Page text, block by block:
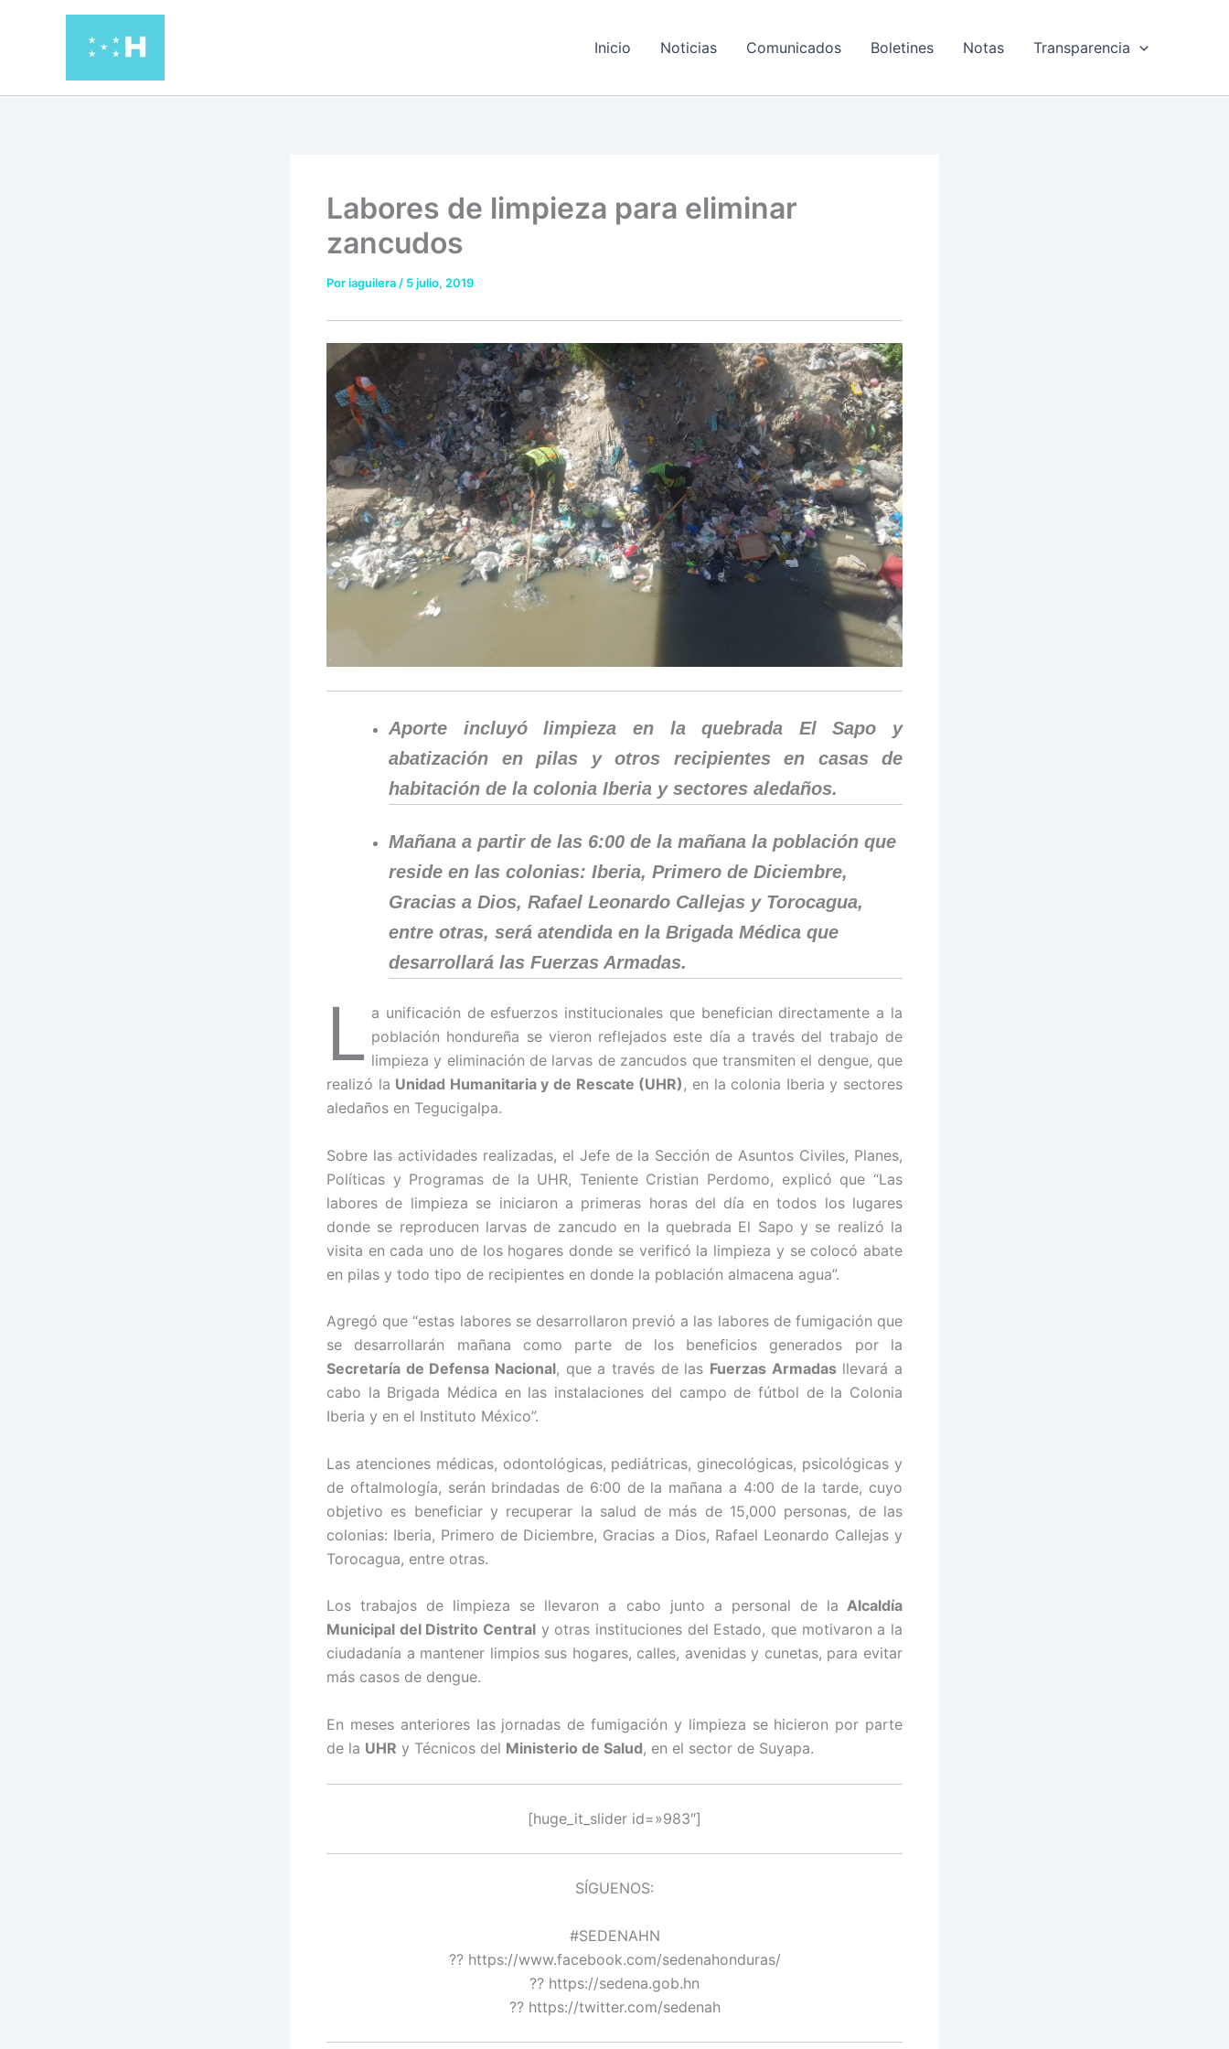
Inicio Noticias Comunicados Boletines Notas Transparencia
Labores de limpieza para eliminar
zancudos
Poriaguilera / 5 julio, 2019
Aporte incluyó limpieza en la quebrada El Sapo y
abatización en pilas y otros recipientes en casas de
habitación de la colonia Iberia y sectores aledaños.
Mañana a partir de las 6:00 de la mañana la población que
reside en las colonias: Iberia, Primero de Diciembre,
Gracias a Dios, Rafael Leonardo Callejas y Torocagua,
entre otras, será atendida en la Brigada Médica que
desarrollará las Fuerzas Armadas.
L a unificación de esfuerzos institucionales que benefician directamente a la
población hondureña se vieron reflejados este día a través del trabajo de
limpieza y eliminación de larvas de zancudos que transmiten el dengue, que
realizó la Unidad Humanitaria y de Rescate (UHR) , en la colonia Iberia y sectores
aledaños en Tegucigalpa.
Sobre las actividades realizadas, el Jefe de la Sección de Asuntos Civiles, Planes,
Políticas y Programas de la UHR, Teniente Cristian Perdomo, explicó que “Las
labores de limpieza se iniciaron a primeras horas del día en todos los lugares
donde se reproducen larvas de zancudo en la quebrada El Sapo y se realizó la
visita en cada uno de los hogares donde se verificó la limpieza y se colocó abate
en pilas y todo tipo de recipientes en donde la población almacena agua”.
Agregó que “estas labores se desarrollaron previó a las labores de fumigación que
se desarrollarán mañana como parte de los beneficios generados por la
Secretaría de Defensa Nacional, que a través de las Fuerzas Armadasllevará a
cabo la Brigada Médica en las instalaciones del campo de fútbol de la Colonia
Iberia y en el Instituto México”.
Las atenciones médicas, odontológicas, pediátricas, ginecológicas, psicológicas y
de oftalmología, serán brindadas de 6:00 de la mañana a 4:00 de la tarde, cuyo
objetivo es beneficiar y recuperar la salud de más de 15,000 personas, de las
colonias: Iberia, Primero de Diciembre, Gracias a Dios, Rafael Leonardo Callejas y
Torocagua, entre otras.
Los trabajos de limpieza se llevaron a cabo junto a personal de la Alcaldía
Municipal del Distrito Central y otras instituciones del Estado, que motivaron a la
ciudadanía a mantener limpios sus hogares, calles, avenidas y cunetas, para evitar
más casos de dengue.
En meses anteriores las jornadas de fumigación y limpieza se hicieron por parte
de la UHR y Técnicos del Ministerio de Salud, en el sector de Suyapa.
[huge_it_slider id=»983″]
SÍGUENOS:
#SEDENAHN
?? https://www.facebook.com/sedenahonduras/
?? https://sedena.gob.hn
?? https://twitter.com/sedenah